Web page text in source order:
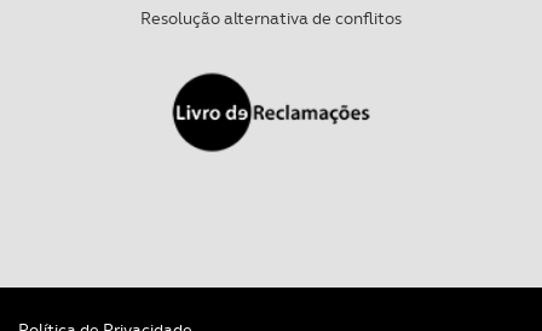
Resolução alternativa de conflitos